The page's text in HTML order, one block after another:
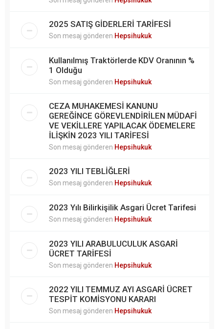
2025 SATIŞ GİDERLERİ TARİFESİ
Son mesaj gönderen Hepsihukuk
Kullanılmış Traktörlerde KDV Oranının %
1 Olduğu
Son mesaj gönderen Hepsihukuk
CEZA MUHAKEMESİ KANUNU
GEREĞİNCE GÖREVLENDİRİLEN MÜDAFİ
VE VEKİLLERE YAPILACAK ÖDEMELERE
İLİŞKİN 2023 YILI TARİFESİ
Son mesaj gönderen Hepsihukuk
2023 YILI TEBLİĞLERİ
Son mesaj gönderen Hepsihukuk
2023 Yılı Bilirkişilik Asgari Ücret Tarifesi
Son mesaj gönderen Hepsihukuk
2023 YILI ARABULUCULUK ASGARİ
ÜCRET TARİFESİ
Son mesaj gönderen Hepsihukuk
2022 YILI TEMMUZ AYI ASGARİ ÜCRET
TESPİT KOMİSYONU KARARI
Son mesaj gönderen Hepsihukuk